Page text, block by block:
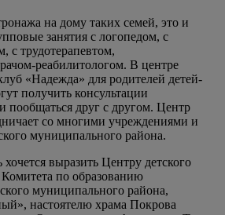
на дому таких семей, это и
занятия с логопедом, с
с трудотерапевтом,
реабилитологом. В центре
«Надежда» для родителей детей-
получить консультации
пообщаться друг с другом. Центр
со многими учреждениями и
муниципального района.
выразить Центру детского
по образованию
муниципального района,
настоятелю храма Покрова